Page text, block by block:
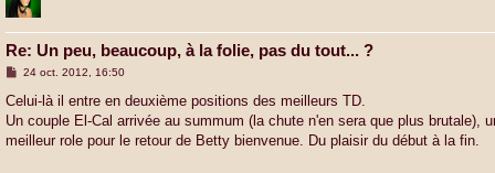
Re: Un peu, beaucoup, à la folie, pas du tout... ?
M
s
a
g
24 oct. 2012, 16:50
Celui-là il entre en deuxième positions des meilleurs TD.
Un couple El-Cal arrivée au summum (la chute n'en sera que plus
meilleur role pour le retour de Betty bienvenue. Du plaisir du début à la fin.